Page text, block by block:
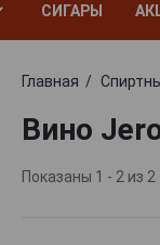
СИГАРЫ
Главная
Вино
Показаны 1 - 2 из 2